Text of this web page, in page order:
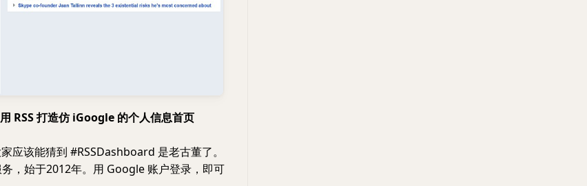
RSS 打造仿 iGoogle 的个人信息首页
应该能猜到 #RSSDashboard 是老古董了。
，始于2012年。用 Google 账户登录，即可